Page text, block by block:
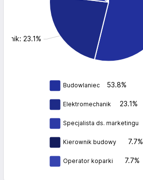
23.1%
Budowlaniec 53.8%
Elektromechanik 23.1%
Specjalista ds. marketingu
Kierownik budowy 7.7%
Operator koparki 7.7%